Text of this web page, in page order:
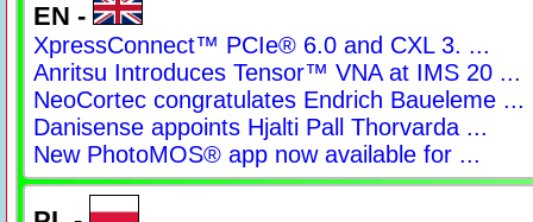
EN -
XpressConnect™ PCIe® 6.0 and CXL 3. ...
Anritsu Introduces Tensor™ VNA at IMS 20 ...
NeoCortec congratulates Endrich Baueleme ...
Danisense appoints Hjalti Pall Thorvarda ...
New PhotoMOS® app now available for ...